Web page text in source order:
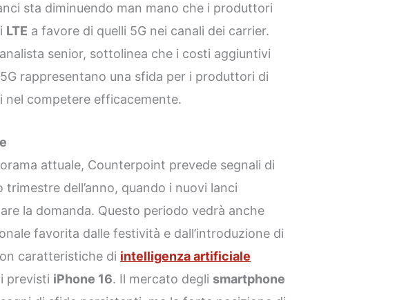
sta diminuendo man mano che i produttori
LTE a favore di quelli 5G nei canali dei carrier.
senior, sottolinea che i costi aggiuntivi
rappresentano una sfida per i produttori di
nel competere efficacemente.
attuale, Counterpoint prevede segnali di
dell’anno, quando i nuovi lanci
la domanda. Questo periodo vedrà anche
favorita dalle festività e dall’introduzione di
caratteristiche di intelligenza artificiale
previsti iPhone 16. Il mercato degli smartphone